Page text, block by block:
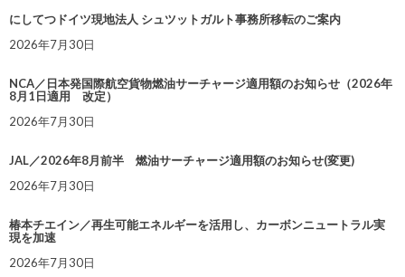
にしてつドイツ現地法人 シュツットガルト事務所移転のご案内
2026年7月30日
NCA／日本発国際航空貨物燃油サーチャージ適用額のお知らせ（2026年
8月1日適用 改定）
2026年7月30日
JAL／2026年8月前半 燃油サーチャージ適用額のお知らせ(変更)
2026年7月30日
椿本チエイン／再生可能エネルギーを活用し、カーボンニュートラル実
現を加速
2026年7月30日